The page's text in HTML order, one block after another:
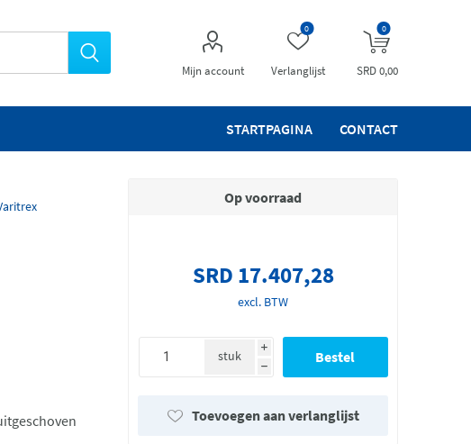
Mijn account Verlanglijst
0 0
SRD 0,00
STARTPAGINA CONTACT
Op voorraad
SRD 17.407,28
excl. BTW
i
h
stuk
Toevoegen aan verlanglijst